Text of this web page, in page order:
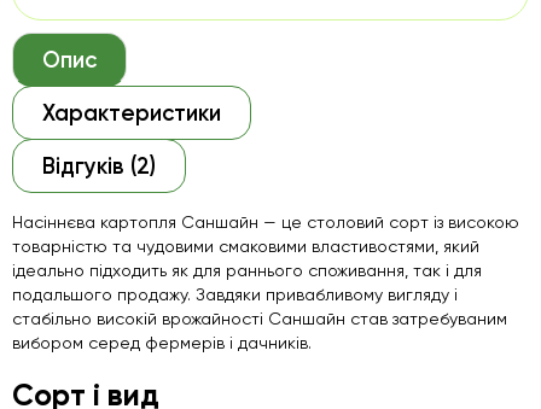
Опис
Характеристики
Відгуків (2)
Насіннєва картопля Саншайн — це столовий сорт із високою
товарністю та чудовими смаковими властивостями, який
ідеально підходить як для раннього споживання, так і для
подальшого продажу. Завдяки привабливому вигляду і
стабільно високій врожайності Саншайн став затребуваним
вибором серед фермерів і дачників.
Сорт і вид